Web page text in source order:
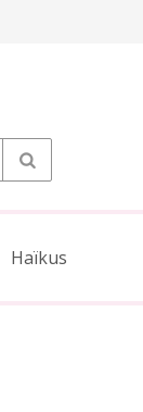
Haïkus